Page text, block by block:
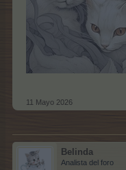
11 Mayo 2026
Belinda
Analista del foro